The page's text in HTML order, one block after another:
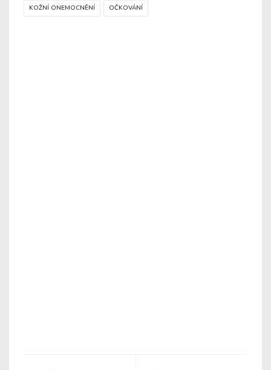
KOŽNÍ ONEMOCNĚNÍ OČKOVÁNÍ